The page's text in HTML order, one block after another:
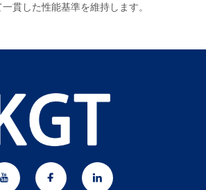
貫した性能基準を維持します。